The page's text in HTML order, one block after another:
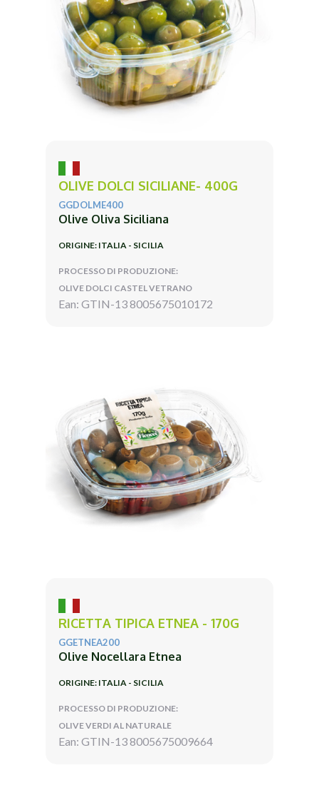
OLIVE DOLCI SICILIANE- 400G
GGDOLME400
Olive Oliva Siciliana
ORIGINE: ITALIA - SICILIA
PROCESSO DI PRODUZIONE:
OLIVE DOLCI CASTEL VETRANO
Ean: GTIN-13 8005675010172
RICETTA TIPICA ETNEA - 170G
GGETNEA200
Olive Nocellara Etnea
ORIGINE: ITALIA - SICILIA
PROCESSO DI PRODUZIONE:
OLIVE VERDI AL NATURALE
Ean: GTIN-13 8005675009664